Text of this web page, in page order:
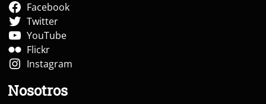
Facebook
Twitter
YouTube
Flickr
Instagram
Nosotros